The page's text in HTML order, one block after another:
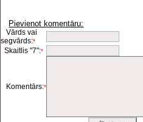
Pievienot komentāru:
Vārds vai
segvārds:*
Skaitlis "7":*
Komentārs:*